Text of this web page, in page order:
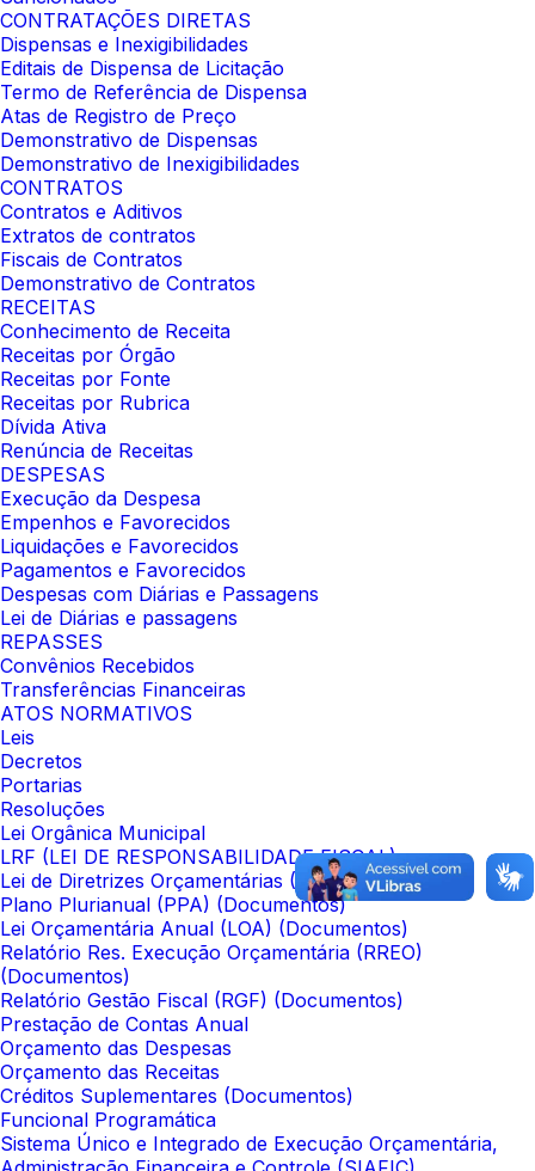
CONTRATAÇÕES DIRETAS
Dispensas e Inexigibilidades
Editais de Dispensa de Licitação
Termo de Referência de Dispensa
Atas de Registro de Preço
Demonstrativo de Dispensas
Demonstrativo de Inexigibilidades
CONTRATOS
Contratos e Aditivos
Extratos de contratos
Fiscais de Contratos
Demonstrativo de Contratos
RECEITAS
Conhecimento de Receita
Receitas por Órgão
Receitas por Fonte
Receitas por Rubrica
Dívida Ativa
Renúncia de Receitas
DESPESAS
Execução da Despesa
Empenhos e Favorecidos
Liquidações e Favorecidos
Pagamentos e Favorecidos
Despesas com Diárias e Passagens
Lei de Diárias e passagens
REPASSES
Convênios Recebidos
Transferências Financeiras
ATOS NORMATIVOS
Leis
Decretos
Portarias
Resoluções
Lei Orgânica Municipal
LRF (LEI DE RESPONSABILIDADE FISCAL)
Lei de Diretrizes Orçamentárias (LDO)
Plano Plurianual (PPA) (Documentos)
Lei Orçamentária Anual (LOA) (Documentos)
Relatório Res. Execução Orçamentária (RREO)
(Documentos)
Relatório Gestão Fiscal (RGF) (Documentos)
Prestação de Contas Anual
Orçamento das Despesas
Orçamento das Receitas
Créditos Suplementares (Documentos)
Funcional Programática
Sistema Único e Integrado de Execução Orçamentária,